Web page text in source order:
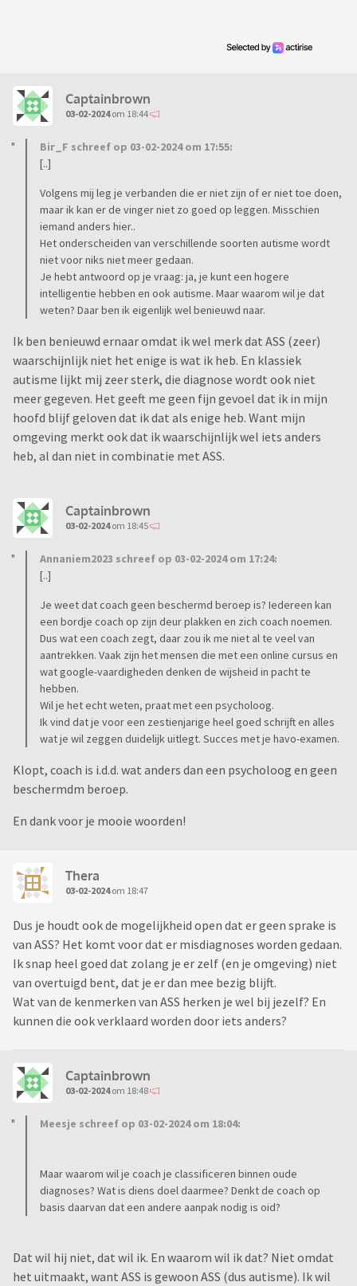
Captainbrown
03-02-2024om 18:44
Bir_F schreef op 03-02-2024 om 17:55:
[..]
Volgens mij leg je verbanden die er niet zijn of er niet toe doen,
maar ik kan er de vinger niet zo goed op leggen. Misschien
iemand anders hier..
Het onderscheiden van verschillende soorten autisme wordt
niet voor niks niet meer gedaan.
Je hebt antwoord op je vraag: ja, je kunt een hogere
intelligentie hebben en ook autisme. Maar waarom wil je dat
weten? Daar ben ik eigenlijk wel benieuwd naar.
Ik ben benieuwd ernaar omdat ik wel merk dat ASS (zeer)
waarschijnlijk niet het enige is wat ik heb. En klassiek
autisme lijkt mij zeer sterk, die diagnose wordt ook niet
meer gegeven. Het geeft me geen fijn gevoel dat ik in mijn
hoofd blijf geloven dat ik dat als enige heb. Want mijn
omgeving merkt ook dat ik waarschijnlijk wel iets anders
heb, al dan niet in combinatie met ASS.
Captainbrown
03-02-2024om 18:45
Annaniem2023 schreef op 03-02-2024 om 17:24:
[..]
Je weet dat coach geen beschermd beroep is? Iedereen kan
een bordje coach op zijn deur plakken en zich coach noemen.
Dus wat een coach zegt, daar zou ik me niet al te veel van
aantrekken. Vaak zijn het mensen die met een online cursus en
wat google-vaardigheden denken de wijsheid in pacht te
hebben.
Wil je het echt weten, praat met een psycholoog.
Ik vind dat je voor een zestienjarige heel goed schrijft en alles
wat je wil zeggen duidelijk uitlegt. Succes met je havo-examen.
Klopt, coach is i.d.d. wat anders dan een psycholoog en geen
beschermdm beroep.
En dank voor je mooie woorden!
Thera
03-02-2024om 18:47
Dus je houdt ook de mogelijkheid open dat er geen sprake is
van ASS? Het komt voor dat er misdiagnoses worden gedaan.
Ik snap heel goed dat zolang je er zelf (en je omgeving) niet
van overtuigd bent, dat je er dan mee bezig blijft.
Wat van de kenmerken van ASS herken je wel bij jezelf? En
kunnen die ook verklaard worden door iets anders?
Captainbrown
03-02-2024om 18:48
Meesje schreef op 03-02-2024 om 18:04:
Maar waarom wil je coach je classificeren binnen oude
diagnoses? Wat is diens doel daarmee? Denkt de coach op
basis daarvan dat een andere aanpak nodig is oid?
Dat wil hij niet, dat wil ik. En waarom wil ik dat? Niet omdat
het uitmaakt, want ASS is gewoon ASS (dus autisme). Ik wil